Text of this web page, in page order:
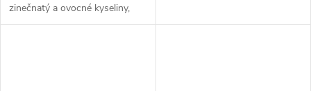
zinečnatý a ovocné kyseliny,
které působí pozitivně na